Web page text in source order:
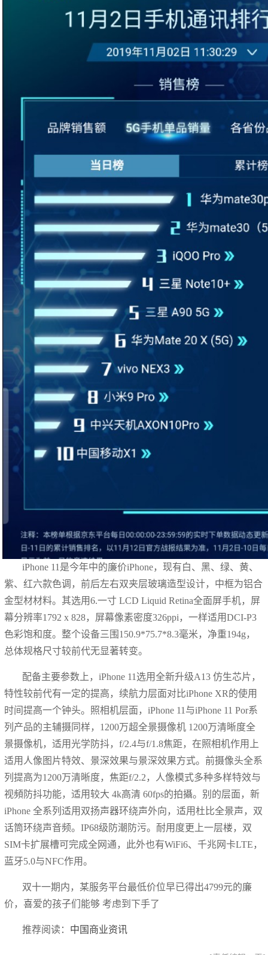
iPhone 11是今年中的廉价iPhone，现有白、黑、绿、黄、
紫、红六款色调，前后左右双夹层玻璃造型设计，中框为铝合
金型材材料。其选用6.一寸 LCD Liquid Retina全面屏手机，屏
幕分辨率1792 x 828，屏幕像素密度326ppi，一样适用DCI-P3
色彩饱和度。整个设备三围150.9*75.7*8.3毫米，净重194g，
总体规格尺寸较前代无显著转变。
配备主要参数上，iPhone 11选用全新升级A13 仿生芯片，
特性较前代有一定的提高，续航力层面对比iPhone XR的使用
时间提高一个钟头。照相机层面，iPhone 11与iPhone 11 Por系
列产品的主辅摄同样，1200万超全景摄像机 1200万清晰度全
景摄像机，适用光学防抖，f/2.4与f/1.8焦距，在照相机作用上
适用人像图片特效、景深效果与景深效果方式。前摄像头全系
列提高为1200万清晰度，焦距f/2.2，人像模式多种多样特效与
视頻防抖功能，适用较大 4k高清 60fps的拍攝。别的层面，新
iPhone 全系列适用双扬声器环绕声外向，适用杜比全景声，双
话筒环绕声音频。IP68级防潮防污。耐用度更上一层楼，双
SIM卡扩展槽可完成全网通，此外也有WiFi6、千兆网卡LTE，
蓝牙5.0与NFC作用。
双十一期内，某服务平台最低价位早已得出4799元的廉
价，喜爱的孩子们能够 考虑到下手了
推荐阅读： 中国商业资讯